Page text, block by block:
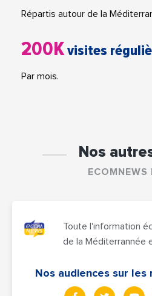
Répartis autour de la
200Kvisites
Par mois.
Nos
ECOMNEWS
Toute l'information
de la Méditerrannée
Nos audiences sur les